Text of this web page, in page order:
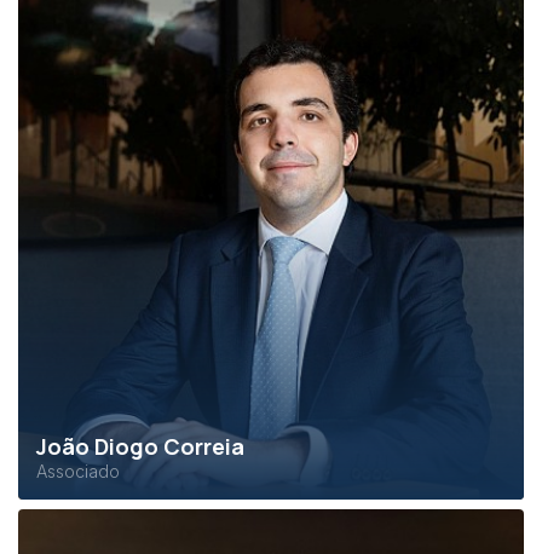
João Diogo Correia
Associado